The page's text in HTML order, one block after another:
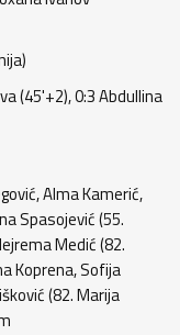
(45'+2), 0:3 Abdullina
Alma Kamerić,
Spasojević (55.
Medić (82.
Koprena, Sofija
(82. Marija